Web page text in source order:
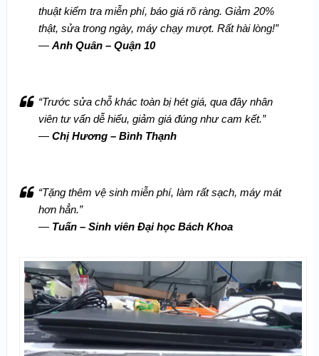
thuật kiểm tra miễn phí, báo giá rõ ràng. Giảm 20%
thật, sửa trong ngày, máy chạy mượt. Rất hài lòng!”
— Anh Quân – Quận 10
“Trước sửa chỗ khác toàn bị hét giá, qua đây nhân
viên tư vấn dễ hiểu, giảm giá đúng như cam kết.”
— Chị Hương – Bình Thạnh
“Tặng thêm vệ sinh miễn phí, làm rất sạch, máy mát
hơn hẳn.”
— Tuấn – Sinh viên Đại học Bách Khoa